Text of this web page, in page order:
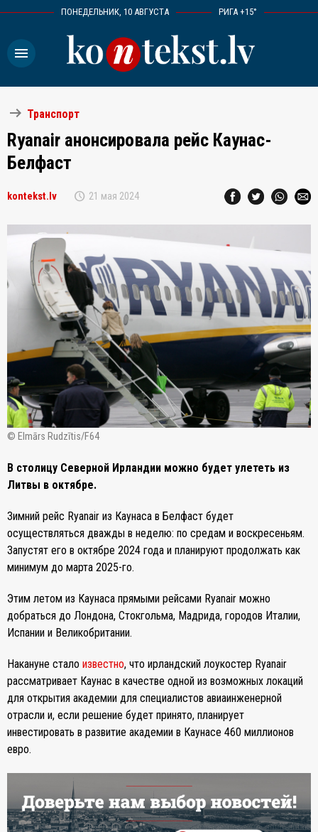
ПОНЕДЕЛЬНИК, 10 АВГУСТА РИГА +15°
menu
arrow_right_alt Транспорт
Ryanair анонсировала рейс Каунас-
Белфаст
kontekst.lv schedule 21 мая 2024
© Elmārs Rudzītis/F64
В столицу Северной Ирландии можно будет улететь из
Литвы в октябре.
Зимний рейс Ryanair из Каунаса в Белфаст будет
осуществляться дважды в неделю: по средам и воскресеньям.
Запустят его в октябре 2024 года и планируют продолжать как
минимум до марта 2025-го.
Этим летом из Каунаса прямыми рейсами Ryanair можно
добраться до Лондона, Стокгольма, Мадрида, городов Италии,
Испании и Великобритании.
Накануне стало известно, что ирландский лоукостер Ryanair
рассматривает Каунас в качестве одной из возможных локаций
для открытия академии для специалистов авиаинженерной
отрасли и, если решение будет принято, планирует
инвестировать в развитие академии в Каунасе 460 миллионов
евро.